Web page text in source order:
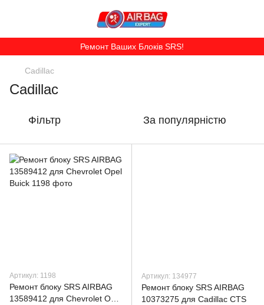
Ремонт Ваших Блоків SRS!
Cadillac
Cadillac
Фільтр За популярністю
Артикул: 1198
Ремонт блоку SRS AIRBAG
13589412 для Chevrolet Opel
Артикул: 134977
Ремонт блоку SRS AIRBAG
10373275 для Cadillac CTS